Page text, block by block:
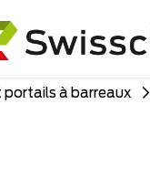
portails à barreaux